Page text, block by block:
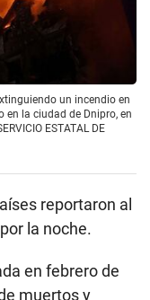
un incendio en
la ciudad de Dnipro, en
ESTATAL DE
reportaron al
la noche.
en febrero de
muertos y